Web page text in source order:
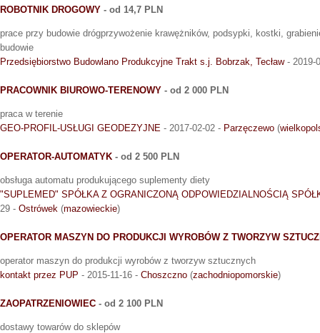
ROBOTNIK DROGOWY - od 14,7 PLN
prace przy budowie drógprzywożenie krawężników, podsypki, kostki,
budowie
Przedsiębiorstwo Budowlano Produkcyjne Trakt s.j. Bobrzak, Tecław- 2019-
PRACOWNIK BIUROWO-TERENOWY - od 2 000 PLN
praca w terenie
GEO-PROFIL-USŁUGI GEODEZYJNE - 2017-02-02 - Parzęczewo (
OPERATOR-AUTOMATYK - od 2 500 PLN
obsługa automatu produkującego suplementy diety
"SUPLEMED" SPÓŁKA Z OGRANICZONĄ ODPOWIEDZIALNOŚCIĄ
29 - Ostrówek (mazowieckie)
OPERATOR MASZYN DO PRODUKCJI WYROBÓW Z TWORZYW
operator maszyn do produkcji wyrobów z tworzyw sztucznych
kontakt przez PUP - 2015-11-16 - Choszczno (zachodniopomorskie)
ZAOPATRZENIOWIEC - od 2 100 PLN
dostawy towarów do sklepów